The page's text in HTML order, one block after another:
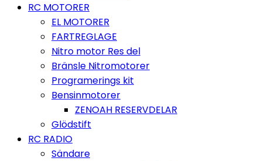
RC MOTORER
EL MOTORER
FARTREGLAGE
Nitro motor Res del
Bränsle Nitromotorer
Programerings kit
Bensinmotorer
ZENOAH RESERVDELAR
Glödstift
RC RADIO
Sändare